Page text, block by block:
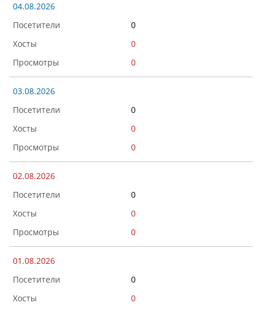
04.08.2026
0
0
0
03.08.2026
0
0
0
02.08.2026
0
0
0
01.08.2026
0
0